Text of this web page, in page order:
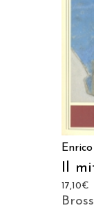
Il
17,10€